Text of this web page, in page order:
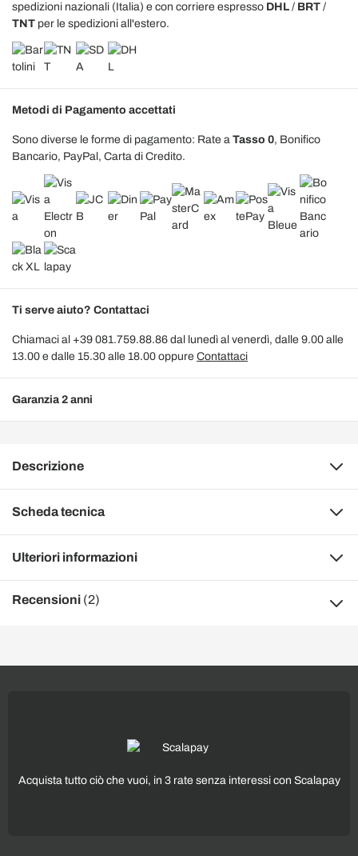
spedizioni nazionali (Italia) e con corriere espresso DHL / BRT /
TNT per le spedizioni all'estero.
Metodi di Pagamento accettati
Sono diverse le forme di pagamento: Rate a Tasso 0, Bonifico
Bancario, PayPal, Carta di Credito.
Ti serve aiuto? Contattaci
Chiamaci al +39 081.759.88.86 dal lunedì al venerdì, dalle 9.00 alle
13.00 e dalle 15.30 alle 18.00 oppure Contattaci
Garanzia 2 anni
Descrizione
Scheda tecnica
Ulteriori informazioni
Recensioni (2)
Acquista tutto ciò che vuoi, in 3 rate senza interessi con Scalapay